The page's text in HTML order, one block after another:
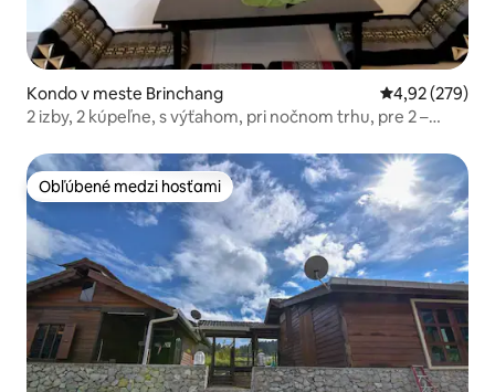
Kondo v meste Brinchang Priemerné
4,92 (279)
2 izby, 2 kúpeľne, s výťahom, pri nočnom trhu, pre 2 –
Obľúbené medzi hosťami
Obľúbené medzi hosťami